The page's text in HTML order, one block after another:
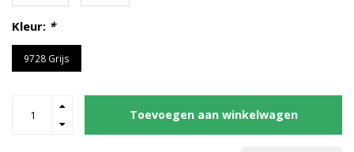
Kleur: *
9728 Grijs
Toevoegen aan winkelwagen